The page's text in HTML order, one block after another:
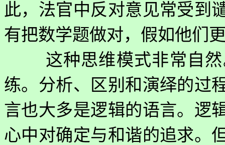
此，法官中反对意见常受到
有把数学题做对，假如他们
这种思维模式非常自
练。分析、区别和演绎的过
言也大多是逻辑的语言。逻
心中对确定与和谐的追求。